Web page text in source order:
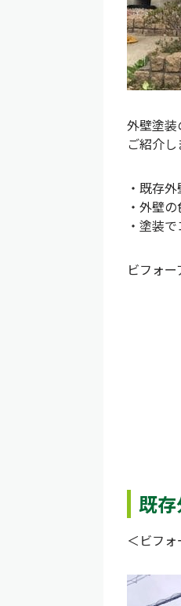
外壁塗装
ご紹介し
・既存
・外壁
・塗装
ビフォ
既
＜ビフォ